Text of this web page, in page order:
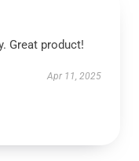
Great product!
Apr 11, 2025